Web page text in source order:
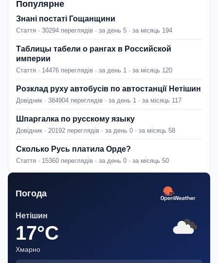
Популярне
Знані постаті Гощанщини
Стаття · 30294 переглядів · за день 5 · за місяць 194
Таблицы табели о рангах в Российской
империи
Стаття · 14476 переглядів · за день 1 · за місяць 120
Розклад руху автобусів по автостанції Нетішин
Довідник · 384904 переглядів · за день 1 · за місяць 117
Шпаргалка по русскому языку
Довідник · 20192 переглядів · за день 0 · за місяць 58
Сколько Русь платила Орде?
Стаття · 15360 переглядів · за день 0 · за місяць 50
Погода
Нетішин
17°C
Хмарно